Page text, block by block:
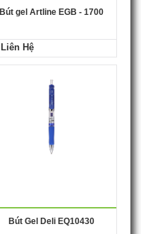
Bút gel Artline EGB - 1700
Liên Hệ
Bút Gel Deli EQ10430